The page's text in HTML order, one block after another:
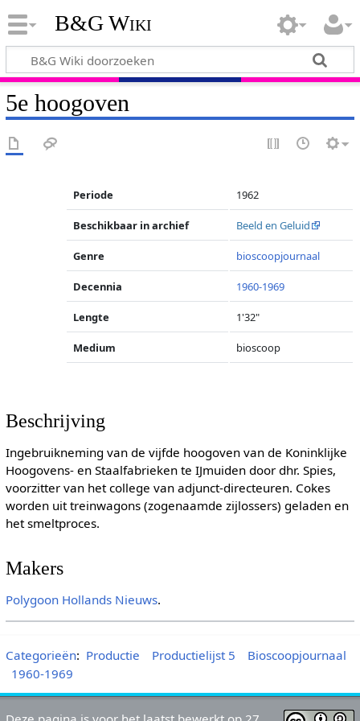
B&G Wiki
5e hoogoven
Periode 1962
Beschikbaar in archief Beeld en Geluid
Genre bioscoopjournaal
Decennia 1960-1969
Lengte 1'32"
Medium bioscoop
Beschrijving
Ingebruikneming van de vijfde hoogoven van de Koninklijke
Hoogovens- en Staalfabrieken te IJmuiden door dhr. Spies,
voorzitter van het college van adjunct-directeuren. Cokes
worden uit treinwagons (zogenaamde zijlossers) geladen en
het smeltproces.
Makers
Polygoon Hollands Nieuws.
Categorieën: Productie Productielijst 5
Bioscoopjournaal
1960-1969